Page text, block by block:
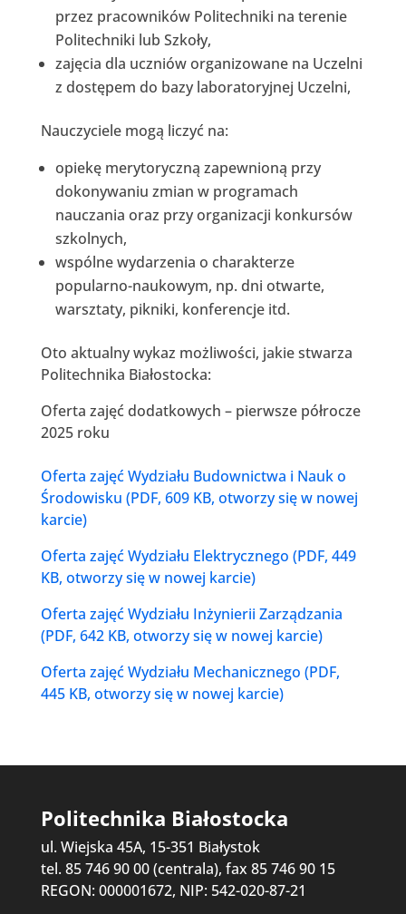
przez pracowników Politechniki na terenie
Politechniki lub Szkoły,
zajęcia dla uczniów organizowane na Uczelni
z dostępem do bazy laboratoryjnej Uczelni,
Nauczyciele mogą liczyć na:
opiekę merytoryczną zapewnioną przy
dokonywaniu zmian w programach
nauczania oraz przy organizacji konkursów
szkolnych,
wspólne wydarzenia o charakterze
popularno-naukowym, np. dni otwarte,
warsztaty, pikniki, konferencje itd.
Oto aktualny wykaz możliwości, jakie stwarza
Politechnika Białostocka:
Oferta zajęć dodatkowych – pierwsze półrocze
2025 roku
Oferta zajęć Wydziału Budownictwa i Nauk o
Środowisku (PDF, 609 KB, otworzy się w nowej
karcie)
Oferta zajęć Wydziału Elektrycznego (PDF, 449
KB, otworzy się w nowej karcie)
Oferta zajęć Wydziału Inżynierii Zarządzania
(PDF, 642 KB, otworzy się w nowej karcie)
Oferta zajęć Wydziału Mechanicznego (PDF,
445 KB, otworzy się w nowej karcie)
Politechnika Białostocka
ul. Wiejska 45A, 15-351 Białystok
tel. 85 746 90 00 (centrala), fax 85 746 90 15
REGON: 000001672, NIP: 542-020-87-21